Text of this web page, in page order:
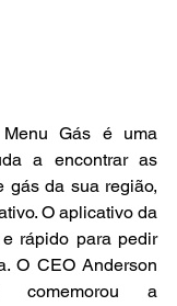
Gás é uma
a encontrar as
gás da sua região,
O aplicativo da
rápido para pedir
O CEO Anderson
comemorou a